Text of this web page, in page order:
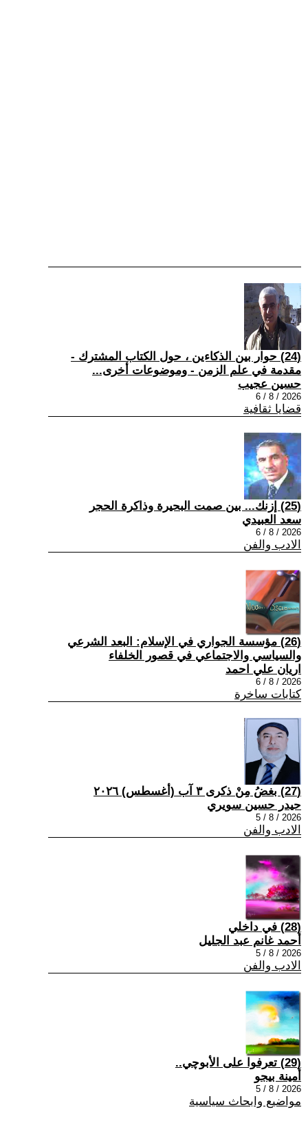
(24) حوار بين الذكاءين ، حول الكتاب المشترك -
مقدمة في علم الزمن - وموضوعات أخرى...
حسين عجيب
2026 / 8 / 6
قضايا ثقافية
(25) إزنك... بين صمت البحيرة وذاكرة الحجر
سعد العبيدي
2026 / 8 / 6
الادب والفن
(26) مؤسسة الجواري في الإسلام: البعد الشرعي
والسياسي والاجتماعي في قصور الخلفاء
اريان علي احمد
2026 / 8 / 6
كتابات ساخرة
(27) بغضُ مِنْ ذكرى ٣ آب (أغسطس) ٢٠٢٦
حيدر حسين سويري
2026 / 8 / 5
الادب والفن
(28) في داخلي
أحمد غانم عبد الجليل
2026 / 8 / 5
الادب والفن
(29) تعرفوا على الأبوچي..
أمينة بيجو
2026 / 8 / 5
مواضيع وابحاث سياسية